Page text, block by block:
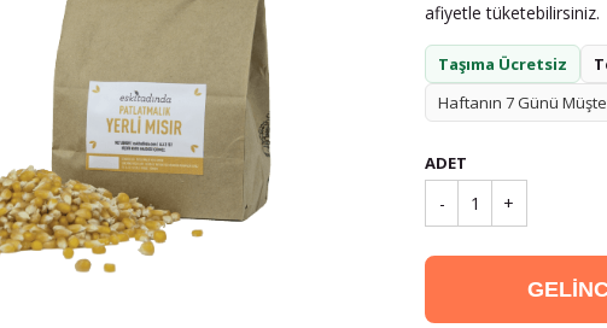
afiyetle tüketebilirsiniz.
Taşıma Ücretsiz
Haftanın 7 Günü
ADET
- 1 +